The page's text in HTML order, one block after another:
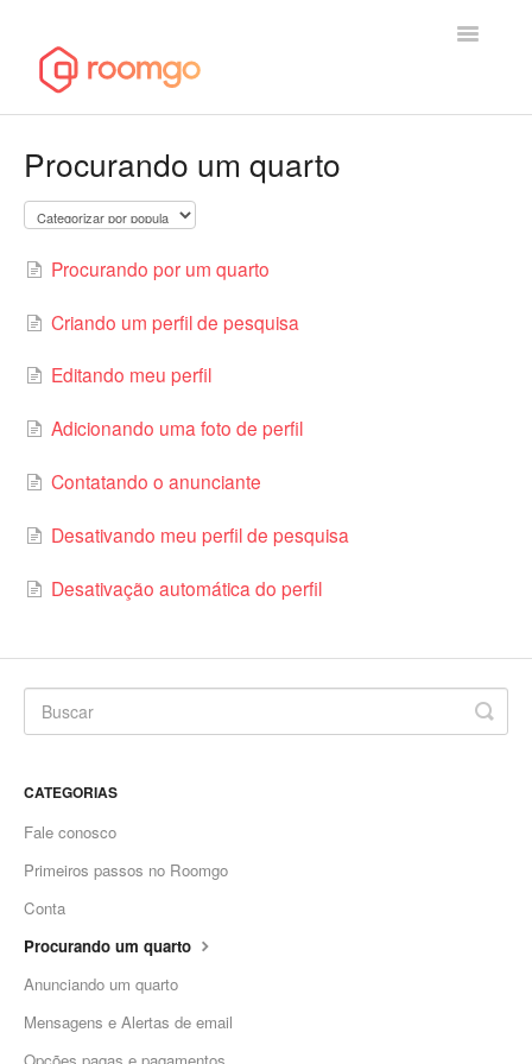
Toggle
Procurando um quarto
Procurando por um quarto
Criando um perfil de pesquisa
Editando meu perfil
Adicionando uma foto de perfil
Contatando o anunciante
Desativando meu perfil de pesquisa
Desativação automática do perfil
CATEGORIAS
Fale conosco
Primeiros passos no Roomgo
Conta
Procurando um quarto
Anunciando um quarto
Mensagens e Alertas de email
Opções pagas e pagamentos